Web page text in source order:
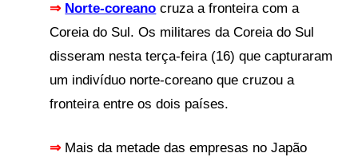
⇒ Norte-coreano cruza a fronteira com a
Coreia do Sul. Os militares da Coreia do Sul
disseram nesta terça-feira (16) que capturaram
um indivíduo norte-coreano que cruzou a
fronteira entre os dois países.
⇒ Mais da metade das empresas no Japão